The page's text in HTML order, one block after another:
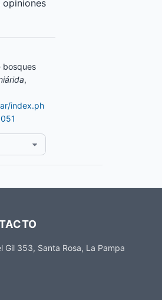
opiniones
bosques
,
index.ph
Gil 353, Santa Rosa, La Pampa